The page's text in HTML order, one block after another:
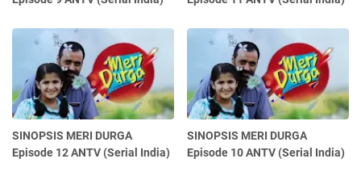
SINOPSIS MERI DURGA
Episode 12 ANTV (Serial India)
SINOPSIS MERI DURGA
Episode 10 ANTV (Serial India)